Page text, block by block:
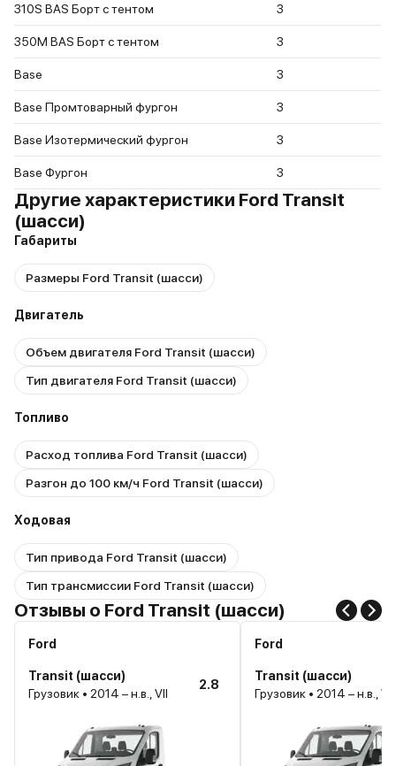
310S BAS Борт с тентом 3
350M BAS Борт с тентом 3
Base 3
Base Промтоварный фургон 3
Base Изотермический фургон 3
Base Фургон 3
Другие характеристики Ford Transit
(шасси)
Габариты
Размеры Ford Transit (шасси)
Двигатель
Объем двигателя Ford Transit (шасси)
Тип двигателя Ford Transit (шасси)
Топливо
Расход топлива Ford Transit (шасси)
Разгон до 100 км/ч Ford Transit (шасси)
Ходовая
Тип привода Ford Transit (шасси)
Тип трансмиссии Ford Transit (шасси)
Отзывы о Ford Transit (шасси)
Ford
Transit (шасси)
Грузовик • 2014 – н.в., VII
2.8
Ford
Transit (шасси)
Грузовик • 2014 – н.в., VII